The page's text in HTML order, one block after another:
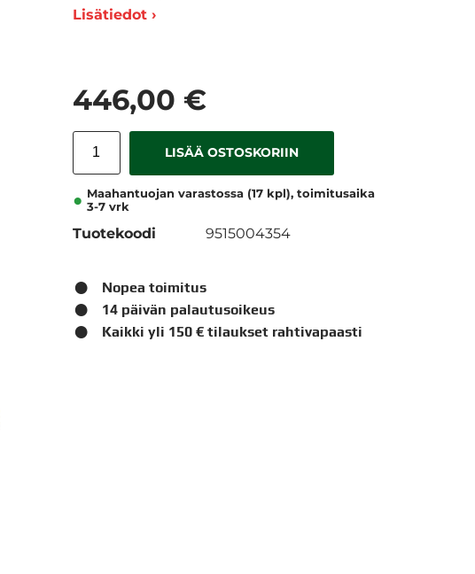
Lisätiedot ›
446,00 €
LISÄÄ OSTOSKORIIN
Maahantuojan varastossa (17 kpl), toimitusaika
3-7 vrk
Tuotekoodi 9515004354
Nopea toimitus
14 päivän palautusoikeus
Kaikki yli 150 € tilaukset rahtivapaasti